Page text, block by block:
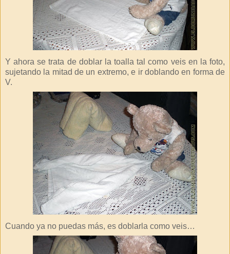
Y ahora se trata de doblar la toalla tal como veis en la foto,
sujetando la mitad de un extremo, e ir doblando en forma de
V.
Cuando ya no puedas más, es doblarla como veis…